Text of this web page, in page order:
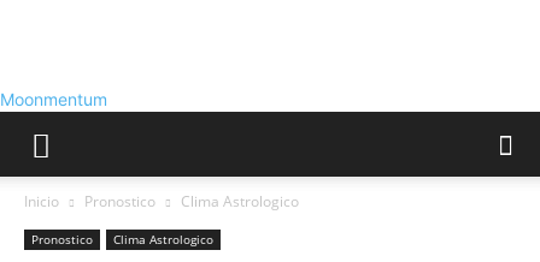
Moonmentum
Inicio Pronostico Clima Astrologico
Pronostico Clima Astrologico